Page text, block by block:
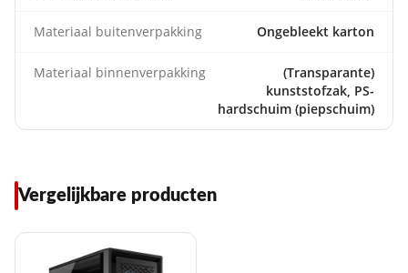
Materiaal buitenverpakking Ongebleekt karton
Materiaal binnenverpakking
(Transparante)
kunststofzak, PS-
hardschuim (piepschuim)
Vergelijkbare producten